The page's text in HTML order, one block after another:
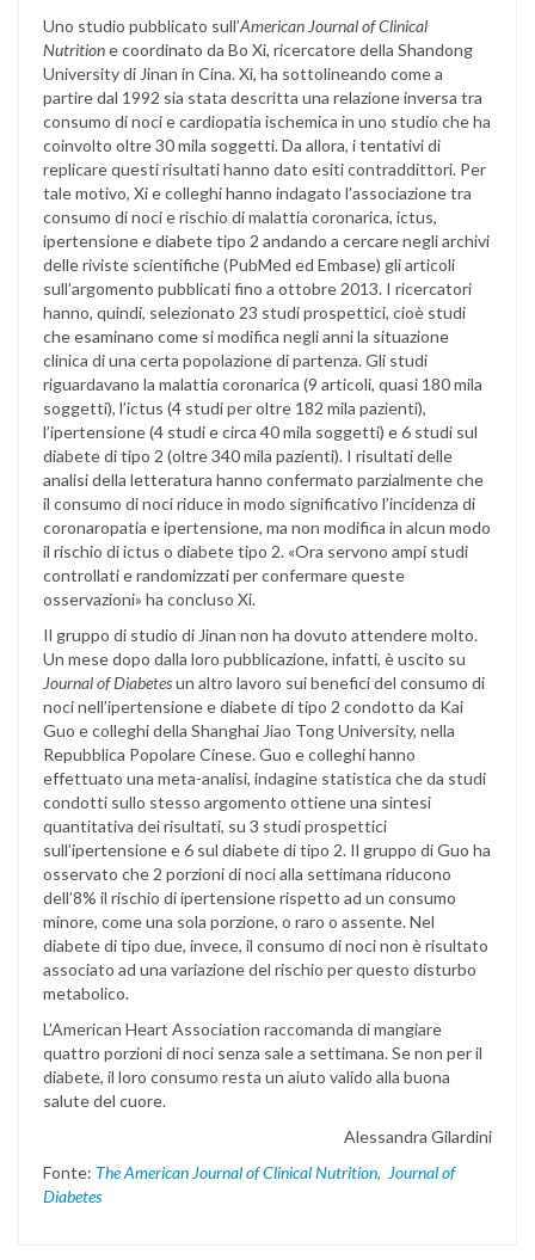
Uno studio pubblicato sull’American Journal of Clinical
Nutritione coordinato da Bo Xi, ricercatore della Shandong
University di Jinan in Cina. Xi, ha sottolineando come a
partire dal 1992 sia stata descritta una relazione inversa tra
consumo di noci e cardiopatia ischemica in uno studio che ha
coinvolto oltre 30 mila soggetti. Da allora, i tentativi di
replicare questi risultati hanno dato esiti contraddittori. Per
tale motivo, Xi e colleghi hanno indagato l’associazione tra
consumo di noci e rischio di malattia coronarica, ictus,
ipertensione e diabete tipo 2 andando a cercare negli archivi
delle riviste scientifiche (PubMed ed Embase) gli articoli
sull’argomento pubblicati fino a ottobre 2013. I ricercatori
hanno, quindi, selezionato 23 studi prospettici, cioè studi
che esaminano come si modifica negli anni la situazione
clinica di una certa popolazione di partenza. Gli studi
riguardavano la malattia coronarica (9 articoli, quasi 180 mila
soggetti), l’ictus (4 studi per oltre 182 mila pazienti),
l’ipertensione (4 studi e circa 40 mila soggetti) e 6 studi sul
diabete di tipo 2 (oltre 340 mila pazienti). I risultati delle
analisi della letteratura hanno confermato parzialmente che
il consumo di noci riduce in modo significativo l’incidenza di
coronaropatia e ipertensione, ma non modifica in alcun modo
il rischio di ictus o diabete tipo 2. «Ora servono ampi studi
controllati e randomizzati per confermare queste
osservazioni» ha concluso Xi.
Il gruppo di studio di Jinan non ha dovuto attendere molto.
Un mese dopo dalla loro pubblicazione, infatti, è uscito su
Journal of Diabetesun altro lavoro sui benefici del consumo di
noci nell’ipertensione e diabete di tipo 2 condotto da Kai
Guo e colleghi della Shanghai Jiao Tong University, nella
Repubblica Popolare Cinese. Guo e colleghi hanno
effettuato una meta-analisi, indagine statistica che da studi
condotti sullo stesso argomento ottiene una sintesi
quantitativa dei risultati, su 3 studi prospettici
sull’ipertensione e 6 sul diabete di tipo 2. Il gruppo di Guo ha
osservato che 2 porzioni di noci alla settimana riducono
dell’8% il rischio di ipertensione rispetto ad un consumo
minore, come una sola porzione, o raro o assente. Nel
diabete di tipo due, invece, il consumo di noci non è risultato
associato ad una variazione del rischio per questo disturbo
metabolico.
L’American Heart Association raccomanda di mangiare
quattro porzioni di noci senza sale a settimana. Se non per il
diabete, il loro consumo resta un aiuto valido alla buona
salute del cuore.
Alessandra Gilardini
Fonte: The American Journal of Clinical Nutrition, Journal of
Diabetes